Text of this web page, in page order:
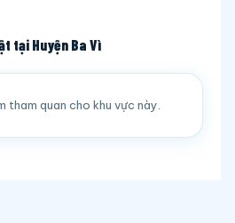
tại Huyện Ba Vì
tham quan cho khu vực này.